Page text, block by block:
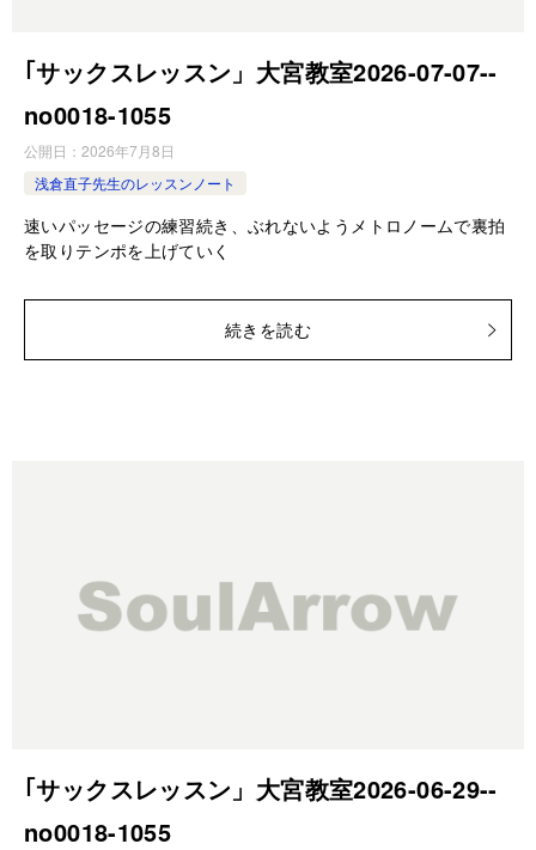
｢サックスレッスン」大宮教室2026-07-07-­
no0018-­1055
公開日： 2026年7月8日
浅倉直子先生のレッスンノート
速いパッセージの練習続き、ぶれないようメトロノームで裏拍
を取りテンポを上げていく
続きを読む
｢サックスレッスン」大宮教室2026-06-29-­
no0018-­1055